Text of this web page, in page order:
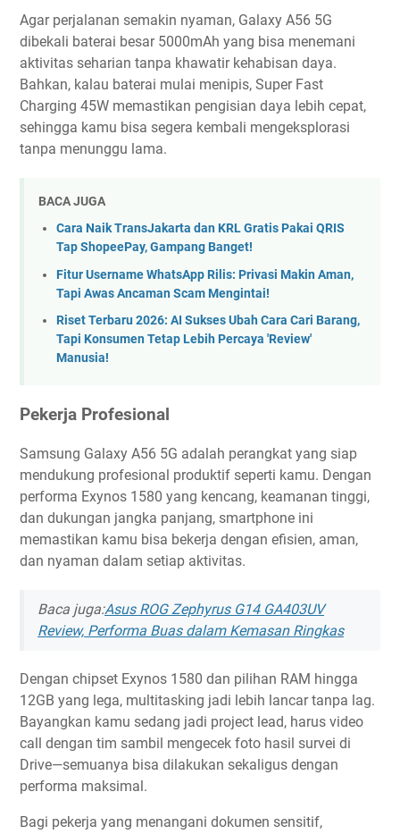
Agar perjalanan semakin nyaman, Galaxy A56 5G
dibekali baterai besar 5000mAh yang bisa menemani
aktivitas seharian tanpa khawatir kehabisan daya.
Bahkan, kalau baterai mulai menipis, Super Fast
Charging 45W memastikan pengisian daya lebih cepat,
sehingga kamu bisa segera kembali mengeksplorasi
tanpa menunggu lama.
BACA JUGA
Cara Naik TransJakarta dan KRL Gratis Pakai QRIS
Tap ShopeePay, Gampang Banget!
Fitur Username WhatsApp Rilis: Privasi Makin Aman,
Tapi Awas Ancaman Scam Mengintai!
Riset Terbaru 2026: AI Sukses Ubah Cara Cari Barang,
Tapi Konsumen Tetap Lebih Percaya 'Review'
Manusia!
Pekerja Profesional
Samsung Galaxy A56 5G adalah perangkat yang siap
mendukung profesional produktif seperti kamu. Dengan
performa Exynos 1580 yang kencang, keamanan tinggi,
dan dukungan jangka panjang, smartphone ini
memastikan kamu bisa bekerja dengan efisien, aman,
dan nyaman dalam setiap aktivitas.
Baca juga:Asus ROG Zephyrus G14 GA403UV
Review, Performa Buas dalam Kemasan Ringkas
Dengan chipset Exynos 1580 dan pilihan RAM hingga
12GB yang lega, multitasking jadi lebih lancar tanpa lag.
Bayangkan kamu sedang jadi project lead, harus video
call dengan tim sambil mengecek foto hasil survei di
Drive—semuanya bisa dilakukan sekaligus dengan
performa maksimal.
Bagi pekerja yang menangani dokumen sensitif,